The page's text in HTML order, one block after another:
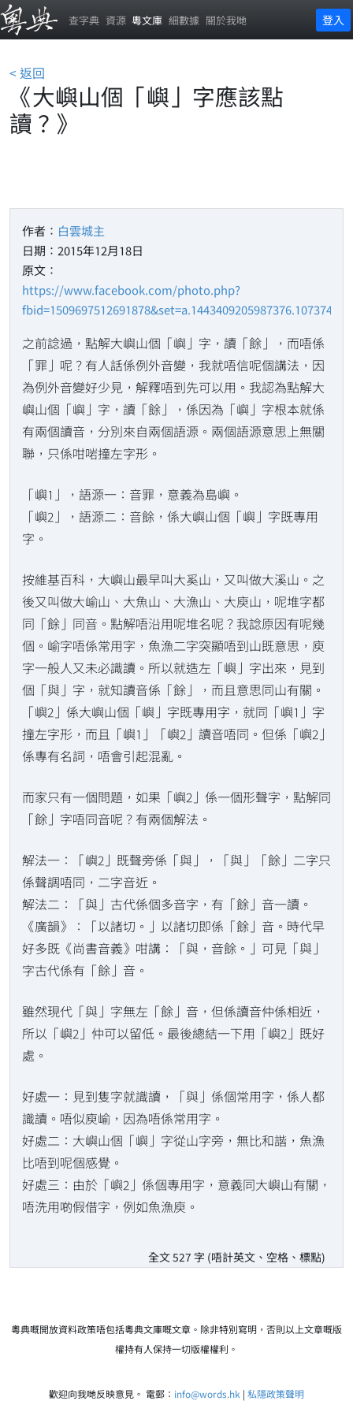
查字典 資源 粵文庫 細數據 關於我哋 登入
< 返回
《大嶼山個「嶼」字應該點
讀？》
作者： 白雲城主
日期：2015年12月18日
原文：
https://www.facebook.com/photo.php?
之前諗過，點解大嶼山個「嶼」字，讀「餘」，而唔係
「罪」呢？有人話係例外音變，我就唔信呢個講法，因
為例外音變好少見，解釋唔到先可以用。我認為點解大
嶼山個「嶼」字，讀「餘」，係因為「嶼」字根本就係
有兩個讀音，分別來自兩個語源。兩個語源意思上無關
聯，只係咁啱撞左字形。
「嶼1」，語源一：音罪，意義為島嶼。
「嶼2」，語源二：音餘，係大嶼山個「嶼」字既專用
字。
按維基百科，大嶼山最早叫大奚山，又叫做大溪山。之
後又叫做大崳山、大魚山、大漁山、大庾山，呢堆字都
同「餘」同音。點解唔沿用呢堆名呢？我諗原因有呢幾
個。崳字唔係常用字，魚漁二字突顯唔到山既意思，庾
字一般人又未必識讀。所以就造左「嶼」字出來，見到
個「與」字，就知讀音係「餘」，而且意思同山有關。
「嶼2」係大嶼山個「嶼」字既專用字，就同「嶼1」字
撞左字形，而且「嶼1」「嶼2」讀音唔同。但係「嶼2」
係專有名詞，唔會引起混亂。
而家只有一個問題，如果「嶼2」係一個形聲字，點解同
「餘」字唔同音呢？有兩個解法。
解法一：「嶼2」既聲旁係「與」，「與」「餘」二字只
係聲調唔同，二字音近。
解法二：「與」古代係個多音字，有「餘」音一讀。
《廣韻》：「以諸切。」以諸切即係「餘」音。時代早
好多既《尚書音義》咁講：「與，音餘。」可見「與」
字古代係有「餘」音。
雖然現代「與」字無左「餘」音，但係讀音仲係相近，
所以「嶼2」仲可以留低。最後總結一下用「嶼2」既好
處。
好處一：見到隻字就識讀，「與」係個常用字，係人都
識讀。唔似庾崳，因為唔係常用字。
好處二：大嶼山個「嶼」字從山字旁，無比和諧，魚漁
比唔到呢個感覺。
好處三：由於「嶼2」係個專用字，意義同大嶼山有關，
唔洗用啲假借字，例如魚漁庾。
全文 527 字 (唔計英文、空格、標點)
粵典嘅開放資料政策唔包括粵典文庫嘅文章。除非特別寫明，否則以上文章嘅版
權持有人保持一切版權權利。
歡迎向我哋反映意見。 電郵： info@words.hk | 私隱政策聲明